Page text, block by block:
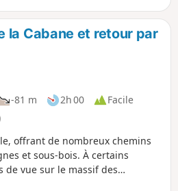
à (6).
la Cabane et retour par
-81 m 2h 00
Facile
offrant de nombreux chemins
et sous-bois. À certains
de vue sur le massif des